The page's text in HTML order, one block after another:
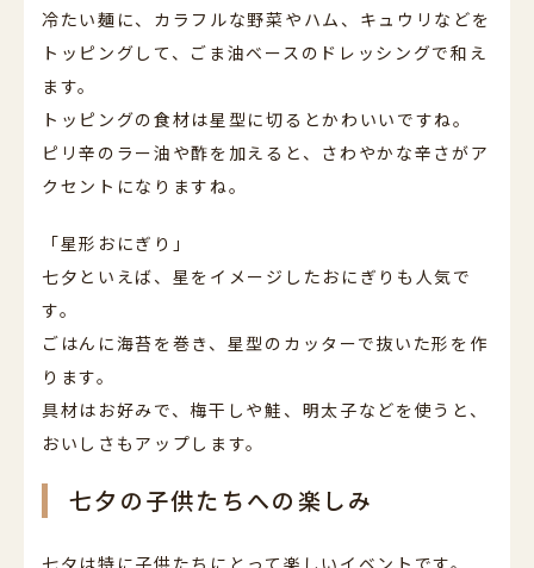
冷たい麺に、カラフルな野菜やハム、キュウリなどを
トッピングして、ごま油ベースのドレッシングで和え
ます。
トッピングの食材は星型に切るとかわいいですね。
ピリ辛のラー油や酢を加えると、さわやかな辛さがア
クセントになりますね。
「星形おにぎり」
七夕といえば、星をイメージしたおにぎりも人気で
す。
ごはんに海苔を巻き、星型のカッターで抜いた形を作
ります。
具材はお好みで、梅干しや鮭、明太子などを使うと、
おいしさもアップします。
七夕の子供たちへの楽しみ
七夕は特に子供たちにとって楽しいイベントです。